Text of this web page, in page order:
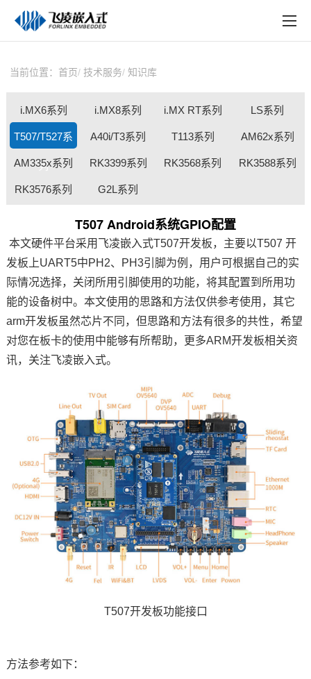
技术与支持
在线文档
方案定制
天猫商城
淘宝商城
新闻中心
技术论坛
在线购买
当前位置： 首页 技术服务 知识库
i.MX6系列 i.MX8系列 i.MX RT系列 LS系列
T507/T527系
列
A40i/T3系列 T113系列 AM62x系列
AM335x系列 RK3399系列 RK3568系列 RK3588系列
RK3576系列 G2L系列
T507 Android系统GPIO配置
本文硬件平台采用 飞凌嵌入式T507开发板，主要以T507 开
发板上UART5中PH2、PH3引脚为例， 用户可根据自己的实
际情况选择，关闭所用引脚使用的功能， 将其配置到所用功
能的设备树中。本文使用的思路和方法仅供参考使用，其它
arm开发板虽然芯片不同，但思路和方法有很多的共性，希望
对您在板卡的使用中能够有所帮助，更多ARM开发板相关资
讯，关注飞凌嵌入式。
T507开发板功能接口
方法参考如下：